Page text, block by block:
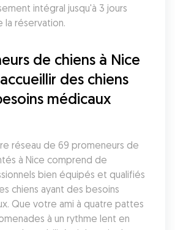
intégral jusqu'à 3 jours
la réservation.
de chiens à Nice
des chiens
médicaux
réseau de 69 promeneurs de
à Nice comprend de
bien équipés et qualifiés
chiens ayant des besoins
Que votre ami à quatre pattes
à un rythme lent en